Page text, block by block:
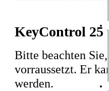
KeyControl 25
Bitte beachten
vorraussetzt. Er
werden.